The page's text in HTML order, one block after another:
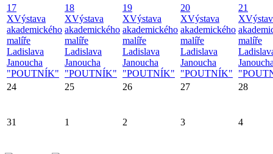
17
XVýstava
akademického
malíře
Ladislava
Janoucha
"POUTNÍK"
18
XVýstava
akademického
malíře
Ladislava
Janoucha
"POUTNÍK"
19
XVýstava
akademického
malíře
Ladislava
Janoucha
"POUTNÍK"
20
XVýstava
akademického
malíře
Ladislava
Janoucha
"POUTNÍK"
21
X
malíře
24
25 26 27 28
31 1 2 3 4